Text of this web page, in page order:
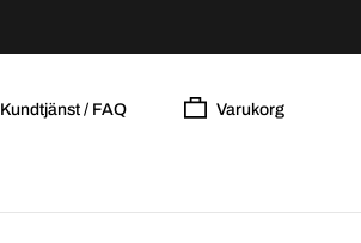
Kundtjänst / FAQ Varukorg